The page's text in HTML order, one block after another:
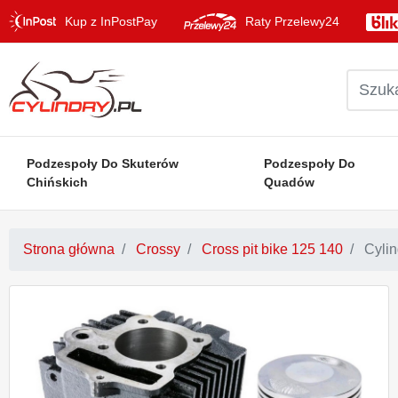
Kup z InPostPay Raty Przelewy24
Podzespoły Do Skuterów
Chińskich
Podzespoły Do
Quadów
Strona główna Crossy Cross pit bike 125 140